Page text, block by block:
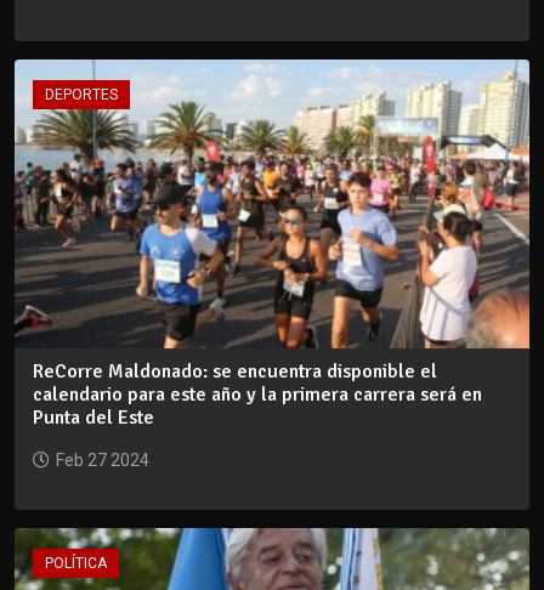
DEPORTES
ReCorre Maldonado: se encuentra disponible el
calendario para este año y la primera carrera será en
Punta del Este
Feb 27 2024
POLÍTICA